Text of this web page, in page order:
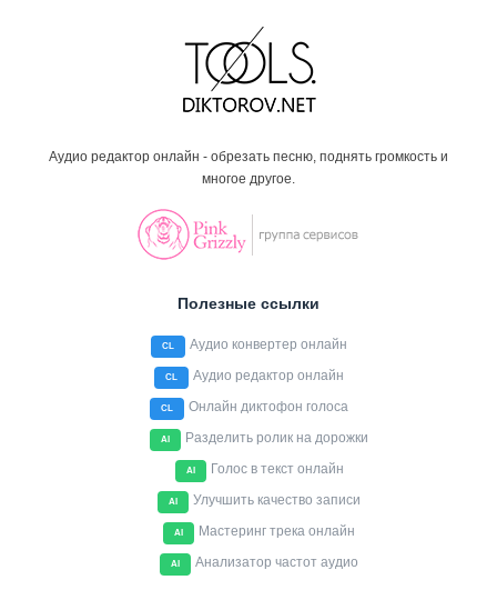
Аудио редактор онлайн - обрезать песню, поднять громкость и
многое другое.
Полезные ссылки
CL Аудио конвертер онлайн
CL Аудио редактор онлайн
CL Онлайн диктофон голоса
AI Разделить ролик на дорожки
AI Голос в текст онлайн
AI Улучшить качество записи
AI Мастеринг трека онлайн
AI Анализатор частот аудио